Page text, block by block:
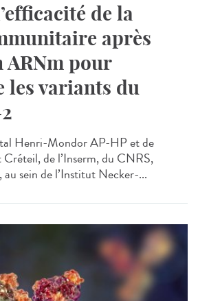
de la
après
pour
les variants du
Henri-Mondor AP-HP et de
de l’Inserm, du CNRS,
au sein de l’Institut Necker-...